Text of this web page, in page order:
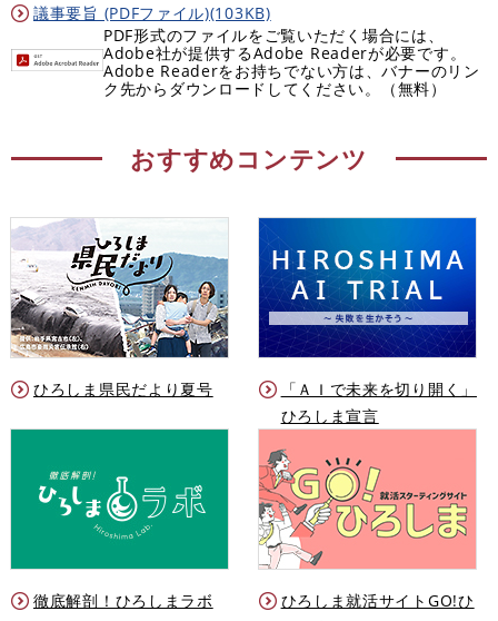
議事要旨 (PDFファイル)(103KB)
PDF形式のファイルをご覧いただく場合には、
Adobe社が提供するAdobe Readerが必要です。
Adobe Readerをお持ちでない方は、バナーのリン
ク先からダウンロードしてください。（無料）
おすすめコンテンツ
ひろしま県民だより夏号
「ＡＩで未来を切り開く」
ひろしま宣言
徹底解剖！ひろしまラボ
ひろしま就活サイトGO!ひ